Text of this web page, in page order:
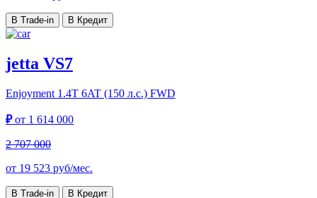
В Trade-in В Кредит
jetta VS7
Enjoyment 1.4T 6AT (150 л.с.) FWD
₽от 1 614 000
2 707 000
от 19 523 руб/мес.
В Trade-in В Кредит